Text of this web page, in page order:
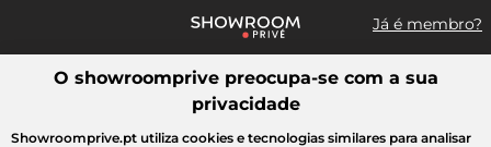
Já é membro?
Pesquisar uma marca, um artigo, uma venda...
Todas as vendas Moda Desporto Casa Criança Beleza
O showroomprive preocupa-se com a sua
privacidade
Showroomprive.pt utiliza cookies e tecnologias similares para analisar